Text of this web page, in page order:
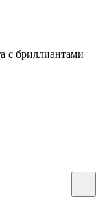
с бриллиантами